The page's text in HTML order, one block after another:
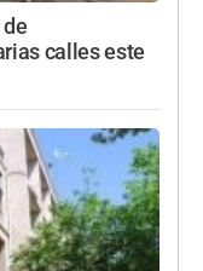
calles este